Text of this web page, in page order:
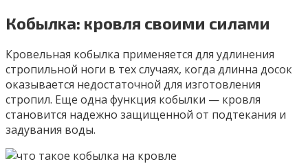
Кобылка: кровля своими силами
Кровельная кобылка применяется для удлинения
стропильной ноги в тех случаях, когда длинна досок
оказывается недостаточной для изготовления
стропил. Еще одна функция кобылки — кровля
становится надежно защищенной от подтекания и
задувания воды.